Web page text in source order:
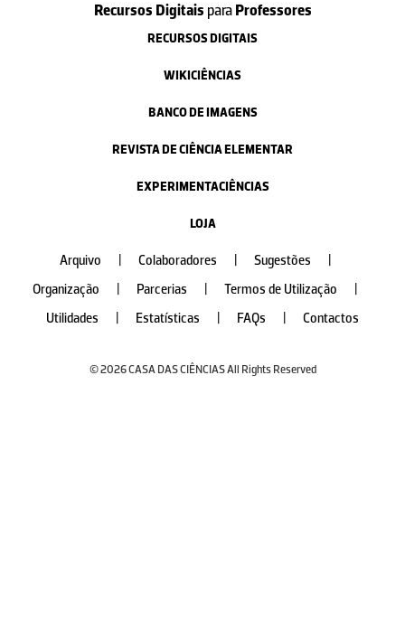
Recursos Digitais paraProfessores
RECURSOS DIGITAIS
WIKICIÊNCIAS
BANCO DE IMAGENS
REVISTA DE CIÊNCIA ELEMENTAR
EXPERIMENTACIÊNCIAS
LOJA
Arquivo Colaboradores Sugestões
Organização
Parcerias Termos de Utilização
Utilidades
Estatísticas FAQs Contactos
© 2026 CASA DAS CIÊNCIAS All Rights Reserved